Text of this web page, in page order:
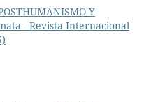
Y
- Revista Internacional